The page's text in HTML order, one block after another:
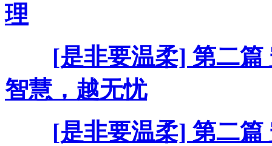
理
[是非要温柔] 第二
智慧，越无忧
[是非要温柔] 第二